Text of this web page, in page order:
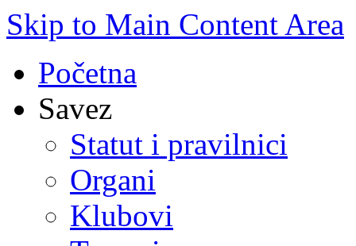
Skip to Main Content Area
Početna
Savez
Statut i pravilnici
Organi
Klubovi